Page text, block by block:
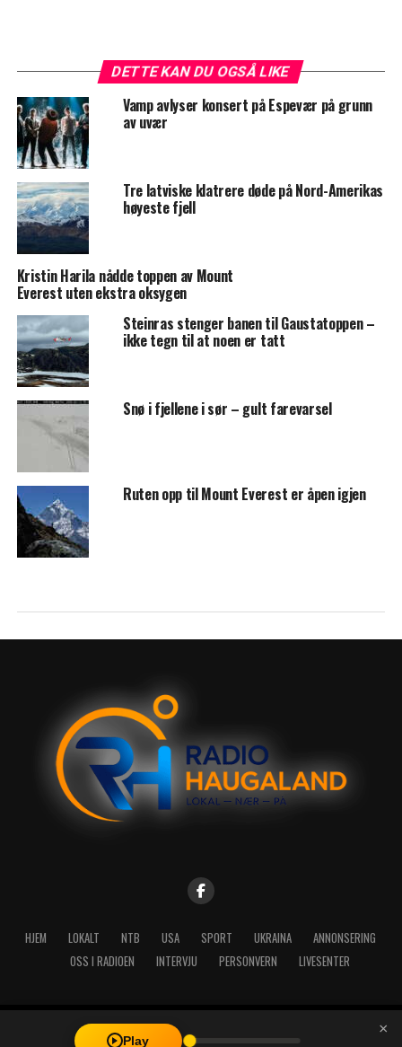
DETTE KAN DU OGSÅ LIKE
Vamp avlyser konsert på Espevær på grunn
av uvær
Tre latviske klatrere døde på Nord-Amerikas
høyeste fjell
Kristin Harila nådde toppen av Mount
Everest uten ekstra oksygen
Steinras stenger banen til Gaustatoppen –
ikke tegn til at noen er tatt
Snø i fjellene i sør – gult farevarsel
Ruten opp til Mount Everest er åpen igjen
HJEM LOKALT NTB USA SPORT UKRAINA
ANNONSERING
OSS I RADIOEN
INTERVJU PERSONVERN LIVESENTER
Copyright © 2026 A-Media AS | Radio Haugaland - Haraldsgata 114,
Play
×